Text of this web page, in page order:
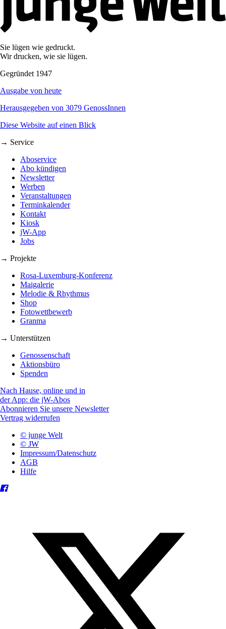
Sie lügen wie gedruckt.
Wir drucken, wie sie lügen.
Gegründet 1947
Ausgabe von heute
Herausgegeben von 3079 GenossInnen
Diese Website auf einen Blick
→ Service
Aboservice
Abo kündigen
Newsletter
Werben
Veranstaltungen
Terminkalender
Kontakt
Kiosk
jW-App
Jobs
→ Projekte
Rosa-Luxemburg-Konferenz
Maigalerie
Melodie & Rhythmus
Shop
Fotowettbewerb
Granma
→ Unterstützen
Genossenschaft
Aktionsbüro
Spenden
Nach Hause, online und in
der App: die jW-Abos
Abonnieren Sie unsere Newsletter
Vertrag widerrufen
© junge Welt
© JW
Impressum/Datenschutz
AGB
Hilfe